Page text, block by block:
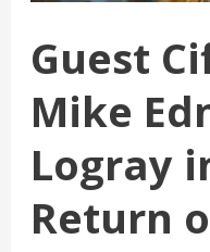
Guest
Mike
Logray
Return